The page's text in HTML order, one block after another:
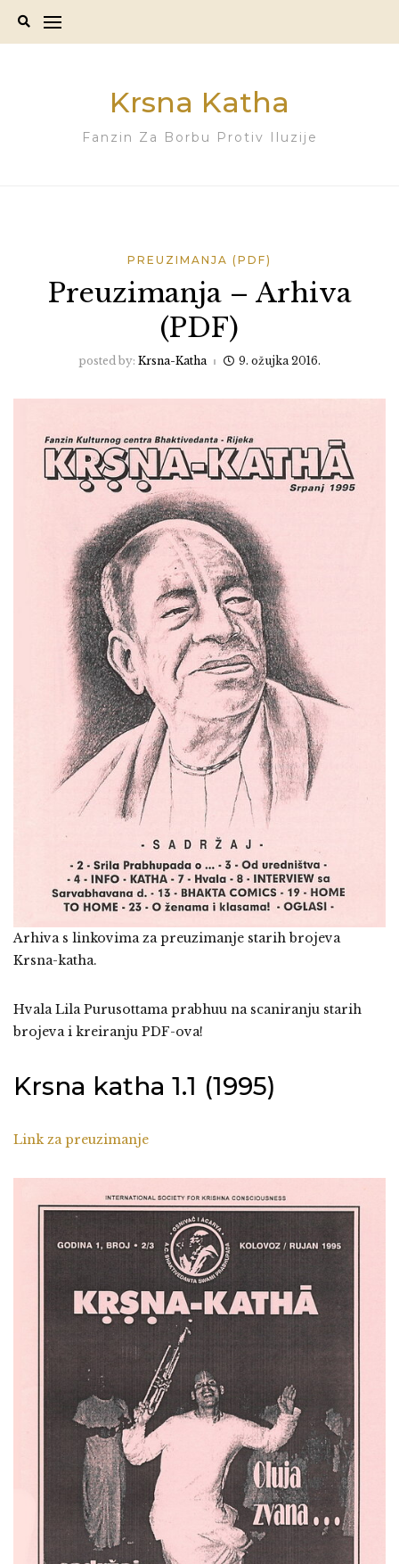
Krsna Katha
Fanzin Za Borbu Protiv Iluzije
PREUZIMANJA (PDF)
Preuzimanja – Arhiva
(PDF)
posted by: Krsna-Katha 9. ožujka 2016.
Arhiva s linkovima za preuzimanje starih brojeva
Krsna-katha.
Hvala Lila Purusottama prabhuu na scaniranju starih
brojeva i kreiranju PDF-ova!
Krsna katha 1.1 (1995)
Link za preuzimanje